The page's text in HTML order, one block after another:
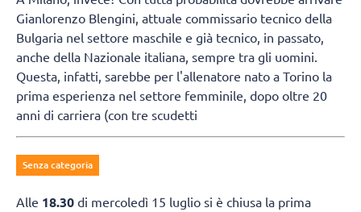
Gianlorenzo Blengini, attuale commissario tecnico della
Bulgaria nel settore maschile e già tecnico, in passato,
anche della Nazionale italiana, sempre tra gli uomini.
Questa, infatti, sarebbe per l'allenatore nato a Torino la
prima esperienza nel settore femminile, dopo oltre 20
anni di carriera (con tre scudetti
Senza categoria
Alle 18.30 di mercoledì 15 luglio si è chiusa la prima